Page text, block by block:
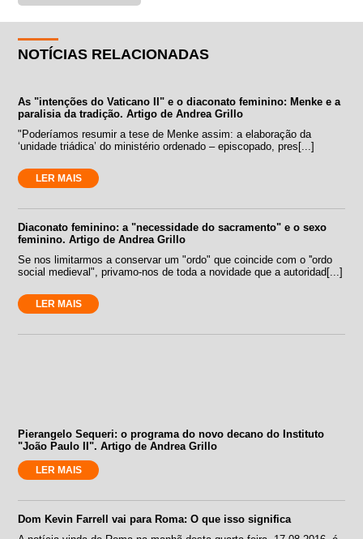
NOTÍCIAS RELACIONADAS
As "intenções do Vaticano II" e o diaconato feminino: Menke e a
paralisia da tradição. Artigo de Andrea Grillo
"Poderíamos resumir a tese de Menke assim: a elaboração da
‘unidade triádica’ do ministério ordenado – episcopado, pres[...]
LER MAIS
Diaconato feminino: a "necessidade do sacramento" e o sexo
feminino. Artigo de Andrea Grillo
Se nos limitarmos a conservar um "ordo" que coincide com o ''ordo
social medieval", privamo-nos de toda a novidade que a autoridad[...]
LER MAIS
Pierangelo Sequeri: o programa do novo decano do Instituto
"João Paulo II". Artigo de Andrea Grillo
LER MAIS
Dom Kevin Farrell vai para Roma: O que isso significa